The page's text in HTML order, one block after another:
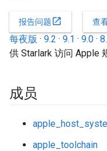
报告问题open_in_new 查
每夜版 · 9.2 · 9.1 · 9.0 ·
供 Starlark 访问 Apple
成员
apple_toolchain